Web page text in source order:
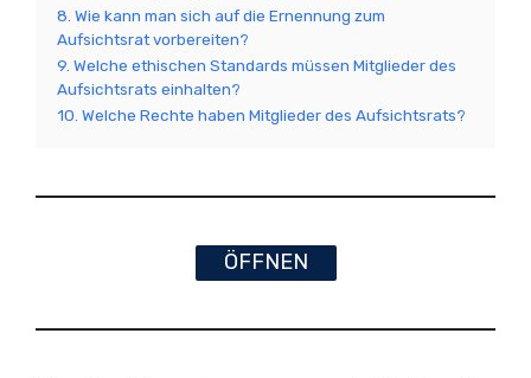
8. Wie kann man sich auf die Ernennung zum
Aufsichtsrat vorbereiten?
9. Welche ethischen Standards müssen Mitglieder des
Aufsichtsrats einhalten?
10. Welche Rechte haben Mitglieder des Aufsichtsrats?
ÖFFNEN